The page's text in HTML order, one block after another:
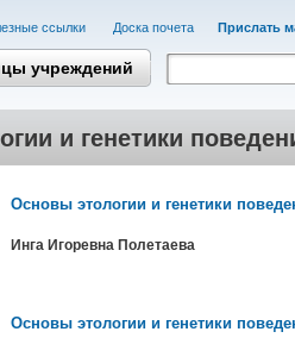
cсылки Доска почета Прислать
учреждений
и генетики
Основы этологии и генетики
Инга Игоревна Полетаева
Основы этологии и генетики